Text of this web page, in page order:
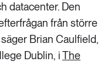
datacenter. Den
från större
Brian Caulfield,
Dublin, iThe